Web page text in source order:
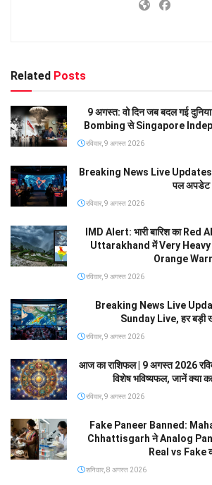
Related Posts
9 अगस्त: वो दिन जब बदल गई
Bombing से Singapore
रविवार, 9 अगस्त 2026
Breaking News Live
पल अपडेट
रविवार, 9 अगस्त 2026
IMD Alert: भारी बारिश का
Uttarakhand में Very Heavy
Orange
रविवार, 9 अगस्त 2026
Breaking News Live
Sunday Live, हर बड़ी
रविवार, 9 अगस्त 2026
आज का राशिफल | 9 अगस्त 2026
विशेष भविष्यफल, जानें क्या
रविवार, 9 अगस्त 2026
Fake Paneer Banned:
Chhattisgarh ने Analog
Real vs Fake
शनिवार, 8 अगस्त 2026